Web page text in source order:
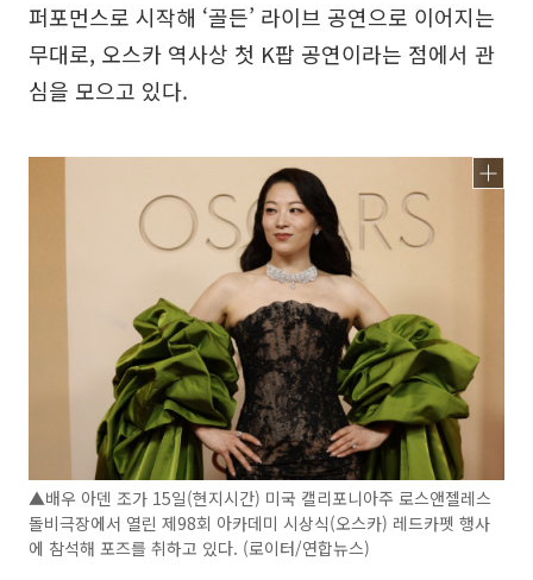
퍼포먼스로 시작해 ‘골든’ 라이브 공연으로 이어지는
무대로, 오스카 역사상 첫 K팝 공연이라는 점에서 관
심을 모으고 있다.
▲배우 아덴 조가 15일(현지시간) 미국 캘리포니아주 로스앤젤레스
돌비극장에서 열린 제98회 아카데미 시상식(오스카) 레드카펫 행사
에 참석해 포즈를 취하고 있다. (로이터/연합뉴스)